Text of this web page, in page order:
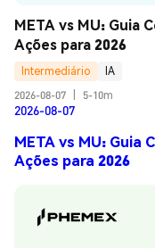
META vs MU: Guia
Ações para 2026
Intermediário
IA
2026-08-07
5-10m
2026-08-07
META vs MU: Guia
Ações para 2026